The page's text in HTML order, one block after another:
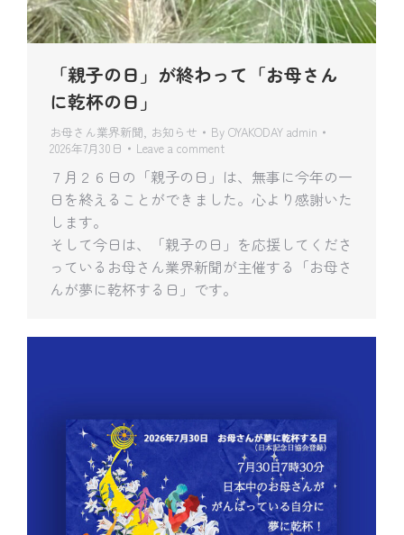
「親子の日」が終わって「お母さん
に乾杯の日」
お母さん業界新聞, お知らせ By OYAKODAY admin
2026年7月30日
Leave a comment
７月２６日の「親子の日」は、無事に今年の一
日を終えることができました。心より感謝いた
します。
そして今日は、「親子の日」を応援してくださ
っているお母さん業界新聞が主催する「お母さ
んが夢に乾杯する日」です。